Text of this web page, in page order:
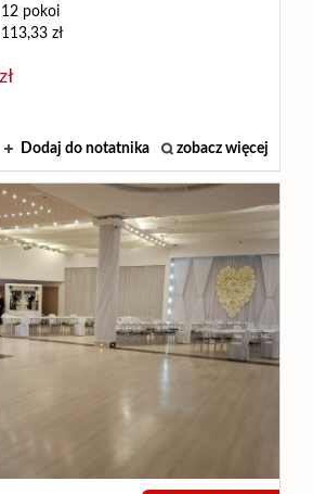
12 pokoi
113,33 zł
zł
Dodaj do notatnika zobacz więcej